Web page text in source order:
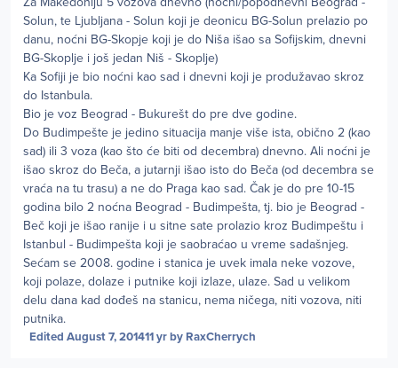
Solun, te Ljubljana - Solun koji je deonicu BG-Solun prelazio po
danu, noćni BG-Skopje koji je do Niša išao sa Sofijskim, dnevni
BG-Skoplje i još jedan Niš - Skoplje)
Ka Sofiji je bio noćni kao sad i dnevni koji je produžavao skroz
do Istanbula.
Bio je voz Beograd - Bukurešt do pre dve godine.
Do Budimpešte je jedino situacija manje više ista, obično 2 (kao
sad) ili 3 voza (kao što će biti od decembra) dnevno. Ali noćni je
išao skroz do Beča, a jutarnji išao isto do Beča (od decembra se
vraća na tu trasu) a ne do Praga kao sad. Čak je do pre 10-15
godina bilo 2 noćna Beograd - Budimpešta, tj. bio je Beograd -
Beč koji je išao ranije i u sitne sate prolazio kroz Budimpeštu i
Istanbul - Budimpešta koji je saobraćao u vreme sadašnjeg.
Sećam se 2008. godine i stanica je uvek imala neke vozove,
koji polaze, dolaze i putnike koji izlaze, ulaze. Sad u velikom
delu dana kad dođeš na stanicu, nema ničega, niti vozova, niti
putnika.
Edited August 7, 201411 yrby RaxCherrych